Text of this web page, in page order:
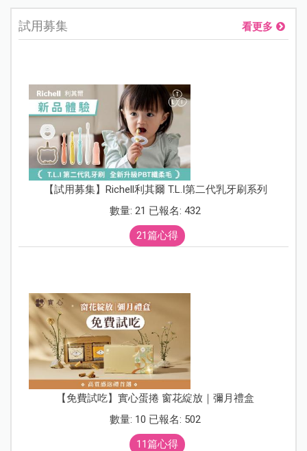
試用募集 看更多
【試用募集】Richell利其爾 T.L.I第二代乳牙刷系列
數量: 21 已報名: 432
21篇心得
【免費試吃】實心蛋捲 窗花綻放｜彌月禮盒
數量: 10 已報名: 502
11篇心得